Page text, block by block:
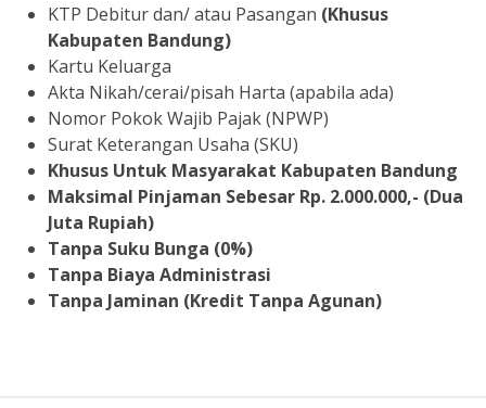
KTP Debitur dan/ atau Pasangan (Khusus
Kabupaten Bandung)
Kartu Keluarga
Akta Nikah/cerai/pisah Harta (apabila ada)
Nomor Pokok Wajib Pajak (NPWP)
Surat Keterangan Usaha (SKU)
Khusus Untuk Masyarakat Kabupaten Bandung
Maksimal Pinjaman Sebesar Rp. 2.000.000,- (Dua
Juta Rupiah)
Tanpa Suku Bunga (0%)
Tanpa Biaya Administrasi
Tanpa Jaminan (Kredit Tanpa Agunan)